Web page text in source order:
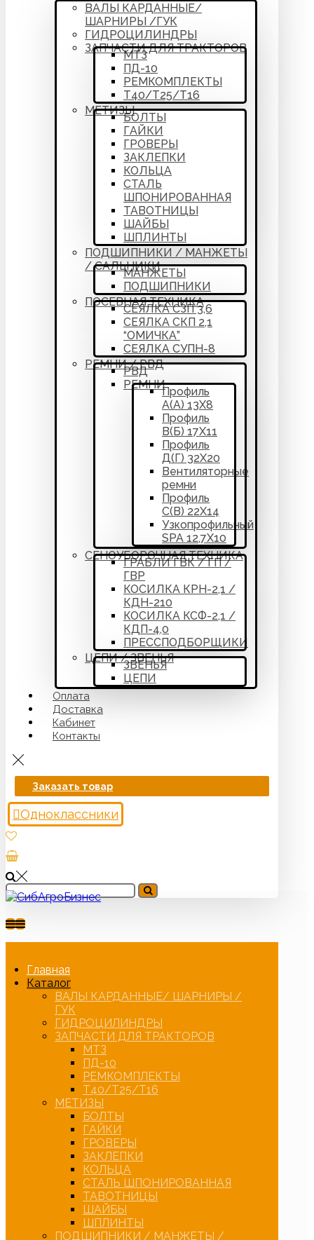
ВАЛЫ КАРДАННЫЕ/
ШАРНИРЫ /ГУК
ГИДРОЦИЛИНДРЫ
ЗАПЧАСТИ ДЛЯ ТРАКТОРОВ
МТЗ
ПД-10
РЕМКОМПЛЕКТЫ
Т40/Т25/Т16
МЕТИЗЫ
БОЛТЫ
ГАЙКИ
ГРОВЕРЫ
ЗАКЛЕПКИ
КОЛЬЦА
СТАЛЬ
ШПОНИРОВАННАЯ
ТАВОТНИЦЫ
ШАЙБЫ
ШПЛИНТЫ
ПОДШИПНИКИ / МАНЖЕТЫ
/ САЛЬНИКИ
МАНЖЕТЫ
ПОДШИПНИКИ
ПОСЕВНАЯ ТЕХНИКА
СЕЯЛКА СЗП 3,6
СЕЯЛКА СКП 2,1
“ОМИЧКА”
СЕЯЛКА СУПН-8
РЕМНИ / РВД
РВД
РЕМНИ
Профиль
А(А) 13Х8
Профиль
В(Б) 17Х11
Профиль
Д(Г) 32Х20
Вентиляторные
ремни
Профиль
С(В) 22Х14
Узкопрофильный
SPA 12,7Х10
СЕНОУБОРОЧНАЯ ТЕХНИКА
ГРАБЛИ ГВК / ГП /
ГВР
КОСИЛКА КРН-2,1 /
КДН-210
КОСИЛКА КСФ-2,1 /
КДП-4,0
ПРЕССПОДБОРЩИКИ
ЦЕПИ / ЗВЕНЬЯ
ЗВЕНЬЯ
ЦЕПИ
Оплата
Доставка
Кабинет
Контакты
Заказать товар
Одноклассники
Главная
Каталог
ВАЛЫ КАРДАННЫЕ/ ШАРНИРЫ /
ГУК
ГИДРОЦИЛИНДРЫ
ЗАПЧАСТИ ДЛЯ ТРАКТОРОВ
МТЗ
ПД-10
РЕМКОМПЛЕКТЫ
Т40/Т25/Т16
МЕТИЗЫ
БОЛТЫ
ГАЙКИ
ГРОВЕРЫ
ЗАКЛЕПКИ
КОЛЬЦА
СТАЛЬ ШПОНИРОВАННАЯ
ТАВОТНИЦЫ
ШАЙБЫ
ШПЛИНТЫ
ПОДШИПНИКИ / МАНЖЕТЫ /